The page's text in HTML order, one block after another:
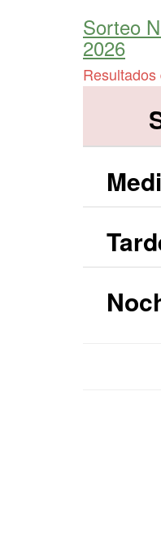
Sorteo
2026